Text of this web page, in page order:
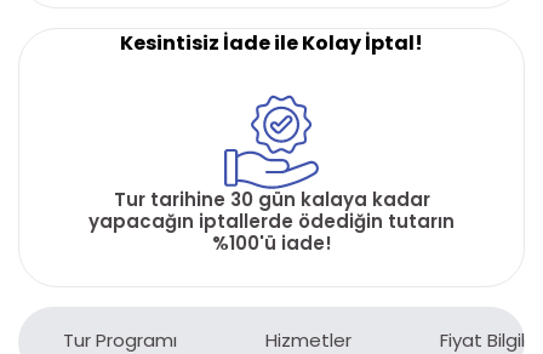
Kesintisiz İade ile Kolay İptal!
Tur tarihine 30 gün kalaya kadar
yapacağın iptallerde ödediğin tutarın
%100'ü iade!
Tur Programı Hizmetler Fiyat